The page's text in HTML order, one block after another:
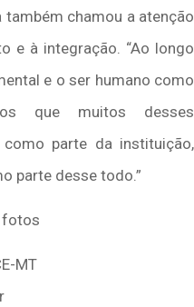
chamou a atenção
e à integração. “Ao longo
e o ser humano como
que muitos desses
parte da instituição,
parte desse todo.”
fotos
MT